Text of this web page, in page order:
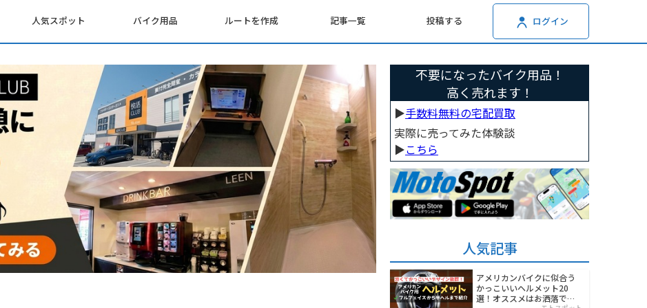
人気スポット バイク用品 ルートを作成 記事一覧 投稿する ログイン
不要になったバイク用品！
高く売れます！
▶︎手数料無料の宅配買取
実際に売ってみた体験談
▶︎こちら
人気記事
アメリカンバイクに似合う
かっこいいヘルメット20
選！オススメはお洒落でワ